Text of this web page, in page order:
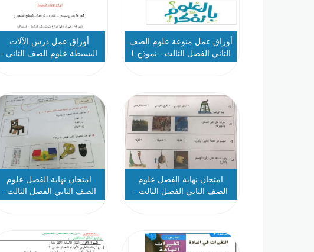
أوراق عمل منوعة علوم الصف
الثاني الفصل الثالث - نموذج 1
أوراق عمل درس الآلات
البسيطة علوم الصف الثاني -
نموذج 2
امتحان نهاية الفصل علوم
الصف الثاني الفصل الثالث -
نموذج 2
امتحان نهاية الفصل علوم
الصف الثاني الفصل الثالث -
نموذج 1